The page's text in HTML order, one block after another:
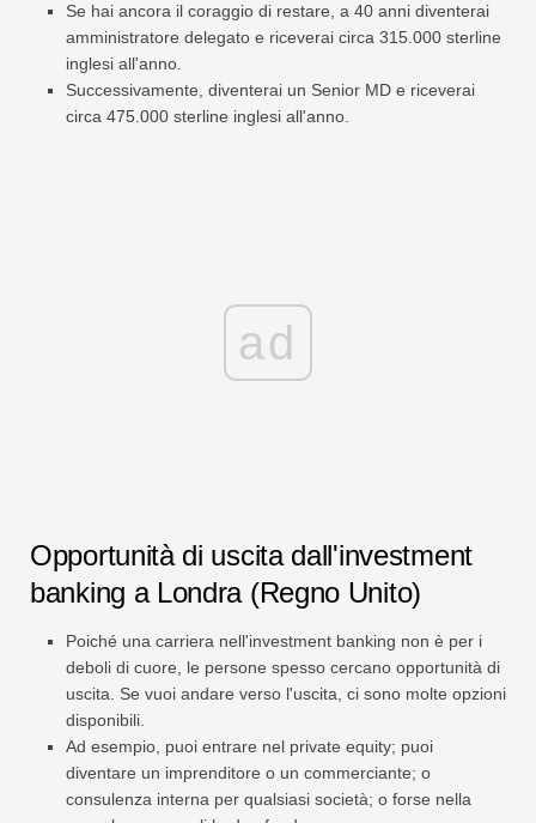
Se hai ancora il coraggio di restare, a 40 anni diventerai
amministratore delegato e riceverai circa 315.000 sterline
inglesi all'anno.
Successivamente, diventerai un Senior MD e riceverai
circa 475.000 sterline inglesi all'anno.
ad
Opportunità di uscita dall'investment
banking a Londra (Regno Unito)
Poiché una carriera nell'investment banking non è per i
deboli di cuore, le persone spesso cercano opportunità di
uscita. Se vuoi andare verso l'uscita, ci sono molte opzioni
disponibili.
Ad esempio, puoi entrare nel private equity; puoi
diventare un imprenditore o un commerciante; o
consulenza interna per qualsiasi società; o forse nella